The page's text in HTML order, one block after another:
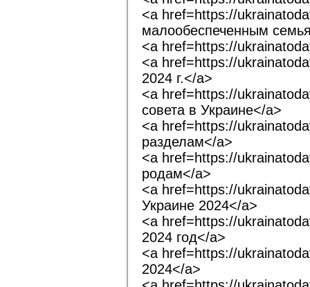
<a href=https://
малообеспеченным
<a href=https://
<a href=https://
2024 г.</a>
<a href=https://
совета в Украине</a>
<a href=https://
разделам</a>
<a href=https://
родам</a>
<a href=https://
Украине 2024</a>
<a href=https://
2024 год</a>
<a href=https://
2024</a>